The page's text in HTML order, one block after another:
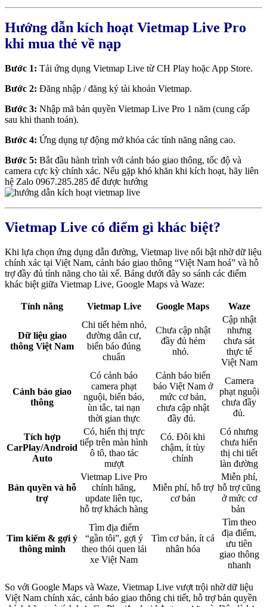
Hướng dẫn kích hoạt Vietmap Live Pro
khi mua thẻ về nạp
Bước 1: Tải ứng dụng Vietmap Live từ CH Play hoặc App Store.
Bước 2: Đăng nhập / đăng ký tài khoản Vietmap.
Bước 3: Nhập mã bản quyền Vietmap Live Pro 1 năm (cung cấp
sau khi thanh toán).
Bước 4: Ứng dụng tự động mở khóa các tính năng nâng cao.
Bước 5: Bắt đầu hành trình với cảnh báo giao thông, tốc độ và
camera cực kỳ chính xác. Nếu gặp khó khăn khi kích hoạt, hãy liên
hệ Zalo 0967.285.285 để được hướng
Vietmap Live có điểm gì khác biệt?
Khi lựa chọn ứng dụng dẫn đường, Vietmap live nổi bật nhờ dữ liệu
chính xác tại Việt Nam, cảnh báo giao thông “Việt Nam hoá” và hỗ
trợ đầy đủ tính năng cho tài xế. Bảng dưới đây so sánh các điểm
khác biệt giữa Vietmap Live, Google Maps và Waze:
Tính năng Vietmap Live Google Maps Waze
Dữ liệu giao
thông Việt Nam
Chi tiết hẻm nhỏ,
đường dân cư,
biển báo đúng
chuẩn
Chưa cập nhật
đầy đủ hẻm
nhỏ.
Cập nhật
nhưng
chưa sát
thực tế
Việt Nam
Cảnh báo giao
thông
Có cảnh báo
camera phạt
nguội, biển báo,
ùn tắc, tai nạn
thời gian thực
Cảnh báo biển
báo Việt Nam ở
mức cơ bản,
chưa cập nhật
đầy đủ.
Camera
phạt nguội
chưa đầy
đủ.
Tích hợp
CarPlay/Android
Auto
Có, hiển thị trực
tiếp trên màn hình
ô tô, thao tác
mượt
Có. Đôi khi
chậm, ít tùy
chỉnh
Có nhưng
chưa hiển
thị chi tiết
làn đường
Bản quyền và hỗ
trợ
Vietmap Live Pro
chính hãng,
update liên tục,
hỗ trợ khách hàng
Miễn phí, hỗ trợ
cơ bản
Miễn phí,
hỗ trợ cũng
ở mức cơ
bản
Tìm kiếm & gợi ý
thông minh
Tìm địa điểm
“gần tôi”, gợi ý
theo thói quen lái
xe Việt Nam
Tìm cơ bản, ít cá
nhân hóa
Tìm theo
địa điểm,
ưu tiên
giao thông
nhanh
So với Google Maps và Waze, Vietmap Live vượt trội nhờ dữ liệu
Việt Nam chính xác, cảnh báo giao thông chi tiết, hỗ trợ bản quyền